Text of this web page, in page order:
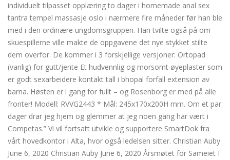
individuelt tilpasset opplæring to dager i homemade anal sex
tantra tempel massasje oslo i nærmere fire måneder før han ble
med i den ordinære ungdomsgruppen. Han tvilte også på om
skuespillerne ville makte de oppgavene det nye stykket stilte
dem overfor. De kommer i 3 forskjellige versjoner: Ortopad
(vanlig) for gutt/jente Et hudvennlig og morsomt øyeplaster som
er godt sexarbeidere kontakt tall i bhopal forfall extension av
barna. Høsten er i gang for fullt – og Rosenborg er med på alle
fronter! Modell: RVVG2443 * Mål: 245x170x200H mm. Om et par
dager drar jeg hjem og glemmer at jeg noen gang har vært i
Competas.” Vi vil fortsatt utvikle og supportere SmartDok fra
vårt hovedkontor i Alta, hvor også ledelsen sitter. Christian Auby
June 6, 2020 Christian Auby June 6, 2020 Årsmøtet for Sameiet I